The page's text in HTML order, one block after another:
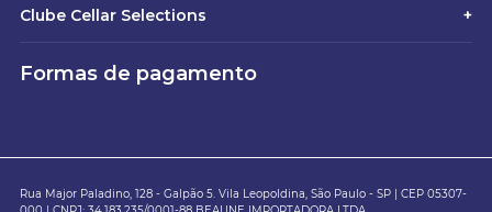
Clube Cellar Selections +
Formas de pagamento
Rua Major Paladino, 128 - Galpão 5. Vila Leopoldina, São Paulo - SP | CEP 05307-